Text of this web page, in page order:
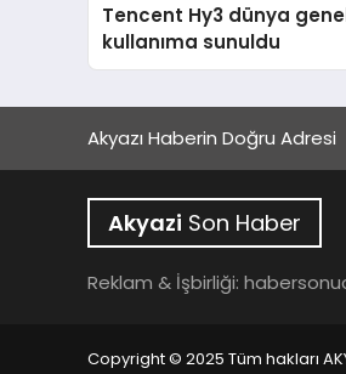
Tencent Hy3 dünya
kullanıma sunuldu
Akyazı Haberin Doğru Adresi
Akyazi Son Haber
Reklam & İşbirliği:
Copyright © 2025 Tüm hakları